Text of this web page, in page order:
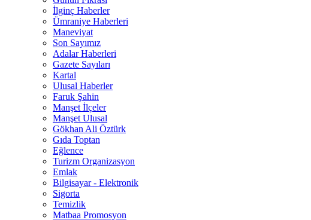
İlginç Haberler
Ümraniye Haberleri
Maneviyat
Son Sayımız
Adalar Haberleri
Gazete Sayıları
Kartal
Ulusal Haberler
Faruk Şahin
Manşet İlçeler
Manşet Ulusal
Gökhan Ali Öztürk
Gıda Toptan
Eğlence
Turizm Organizasyon
Emlak
Bilgisayar - Elektronik
Sigorta
Temizlik
Matbaa Promosyon